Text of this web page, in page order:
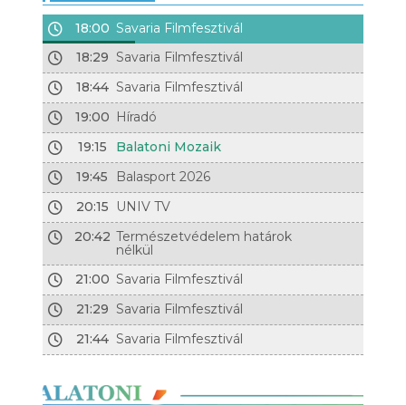
18:00 Savaria Filmfesztivál
18:29 Savaria Filmfesztivál
18:44 Savaria Filmfesztivál
19:00 Híradó
19:15
Balatoni Mozaik
19:45
Balasport 2026
20:15
UNIV TV
20:42 Természetvédelem határok
nélkül
21:00 Savaria Filmfesztivál
21:29 Savaria Filmfesztivál
21:44 Savaria Filmfesztivál